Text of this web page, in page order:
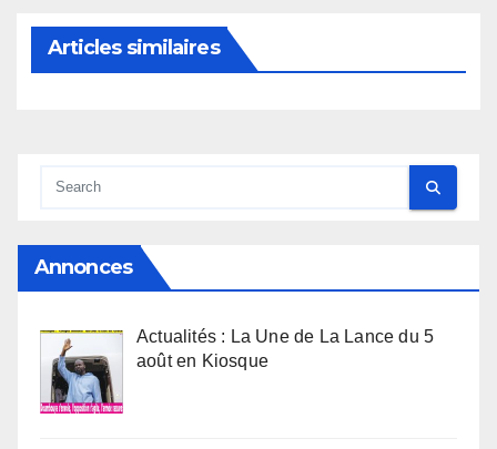
Articles similaires
Annonces
Actualités : La Une de La Lance du 5
août en Kiosque